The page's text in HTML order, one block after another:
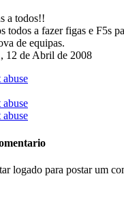
a todos!!
todos a fazer figas e F5s
de equipas.
, 12 de Abril de 2008
logado para postar um